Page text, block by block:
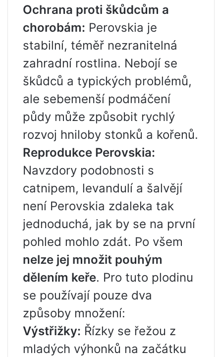
Ochrana proti škůdcům a
chorobám: Perovskia je
stabilní, téměř nezranitelná
zahradní rostlina. Nebojí se
škůdců a typických problémů,
ale sebemenší podmáčení
půdy může způsobit rychlý
rozvoj hniloby stonků a kořenů.
Reprodukce Perovskia:
Navzdory podobnosti s
catnipem, levandulí a šalvějí
není Perovskia zdaleka tak
jednoduchá, jak by se na první
pohled mohlo zdát. Po všem
nelze jej množit pouhým
dělením keře. Pro tuto plodinu
se používají pouze dva
způsoby množení:
Výstřižky: Řízky se řežou z
mladých výhonků na začátku